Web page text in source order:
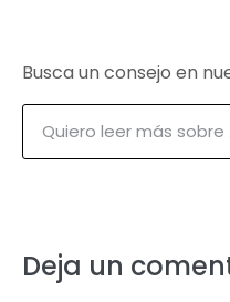
Busca un consejo en
Deja un